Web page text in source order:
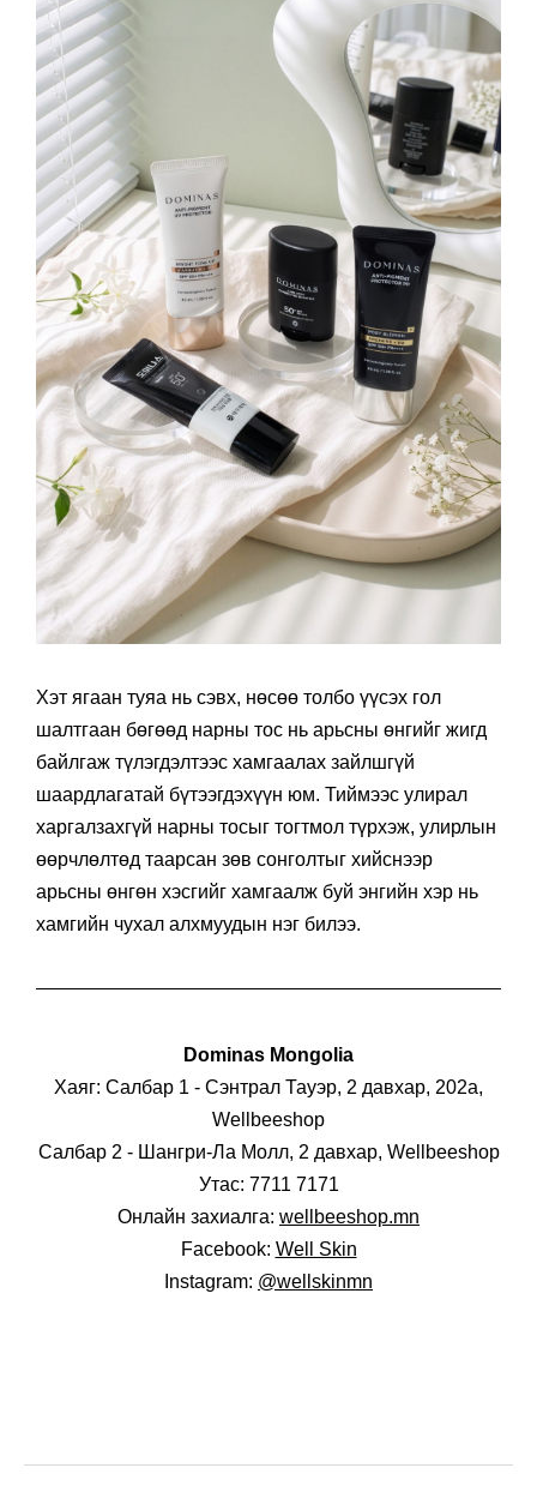
Хэт ягаан туяа нь сэвх, нөсөө толбо үүсэх гол
шалтгаан бөгөөд нарны тос нь арьсны өнгийг жигд
байлгаж түлэгдэлтээс хамгаалах зайлшгүй
шаардлагатай бүтээгдэхүүн юм. Тиймээс улирал
харгалзахгүй нарны тосыг тогтмол түрхэж, улирлын
өөрчлөлтөд таарсан зөв сонголтыг хийснээр
арьсны өнгөн хэсгийг хамгаалж буй энгийн хэр нь
хамгийн чухал алхмуудын нэг билээ.
Dominas Mongolia
Хаяг: Салбар 1 - Сэнтрал Тауэр, 2 давхар, 202а,
Wellbeeshop
Салбар 2 - Шангри-Ла Молл, 2 давхар, Wellbeeshop
Утас: 7711 7171
Онлайн захиалга: wellbeeshop.mn
Facebook: Well Skin
Instagram: @wellskinmn